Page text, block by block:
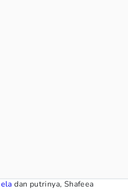
dan putrinya, Shafeea